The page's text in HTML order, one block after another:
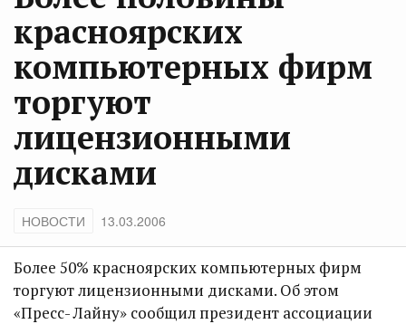
красноярских
компьютерных фирм
торгуют
лицензионными
дисками
НОВОСТИ 13.03.2006
Более 50% красноярских компьютерных фирм
торгуют лицензионными дисками. Об этом
«Пресс- Лайну» сообщил президент ассоциации